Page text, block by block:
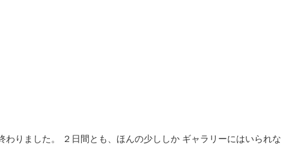
わりました。 ２日間とも、ほんの少ししか ギャラリーにはいられな